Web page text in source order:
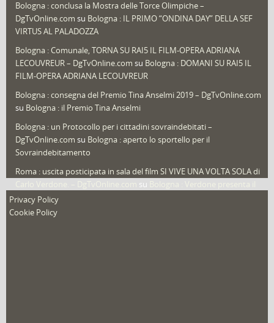
Redazioni(1.052)
Speciali (22)
Sport
That's Bologna Magazine(25)
Video (archivio) (263)
Bologna : conclusa la Mostra delle Torce Olimpiche –
DgTvOnline.com su Bologna : IL PRIMO “ONDINA DAY” DELLA SEF
VIRTUS AL PALADOZZA
Bologna : Comunale, TORNA SU RAI5 IL FILM-OPERA ADRIANA
LECOUVREUR – DgTvOnline.com su Bologna : DOMANI SU RAI5 IL
FILM-OPERA ADRIANA LECOUVREUR
Bologna : consegna del Premio Tina Anselmi 2019 – DgTvOnline.com
su Bologna : il Premio Tina Anselmi
Bologna : un Protocollo per i cittadini sovraindebitati –
DgTvOnline.com su Bologna : aperto lo sportello per il
Sovraindebitamento
Roma : uscita posticipata in sala del film SI VIVE UNA VOLTA SOLA di
su
nuovo film
Privacy Policy
Cookie Policy